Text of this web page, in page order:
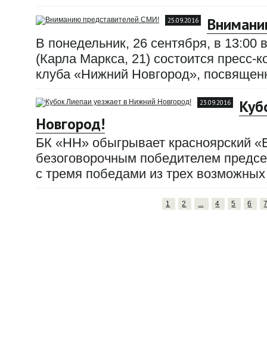
25.09.2016
В понедельник, 26 сентября, в
(Карла Маркса, 21) состоится пресс-
клуба «Нижний Новгород»,
23.09.2016
Новгород!
БК «НН» обыгрывает красноярский
безоговорочным победителем
с тремя победами из трех возможных
1 2 ... 4 5 6